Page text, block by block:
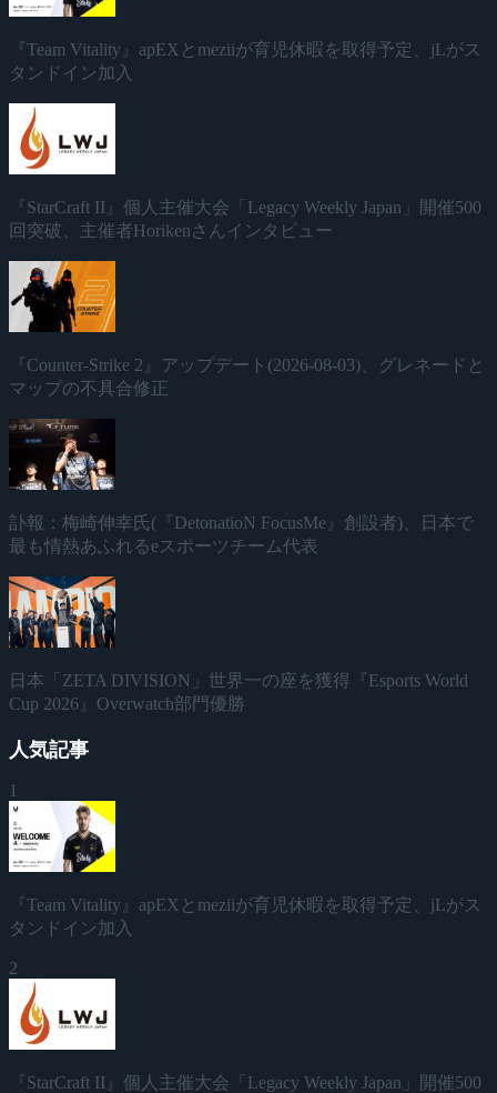
『Team Vitality』apEXとmeziiが育児休暇を取得予定、jLがス
タンドイン加入
『StarCraft II』個人主催大会「Legacy Weekly Japan」開催500
回突破、主催者Horikenさんインタビュー
『Counter-Strike 2』アップデート(2026-08-03)、グレネードと
マップの不具合修正
訃報：梅崎伸幸氏(『DetonatioN FocusMe』創設者)、日本で
最も情熱あふれるeスポーツチーム代表
日本「ZETA DIVISION」世界一の座を獲得『Esports World
Cup 2026』Overwatch部門優勝
人気記事
1
『Team Vitality』apEXとmeziiが育児休暇を取得予定、jLがス
タンドイン加入
2
『StarCraft II』個人主催大会「Legacy Weekly Japan」開催500